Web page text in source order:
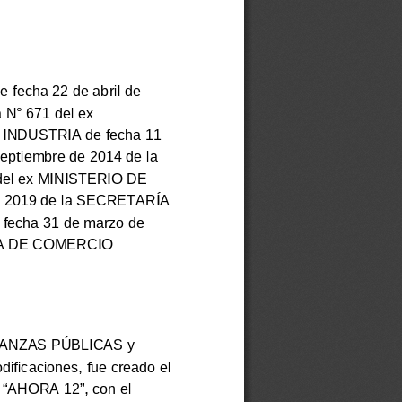
fecha 22 de abril de
N° 671 del ex
de fecha 11
de 2014 de la
ex MINISTERIO DE
de la SECRETARÍA
31 de marzo de
DE COMERCIO
PÚBLICAS y
fue creado el
12”, con el